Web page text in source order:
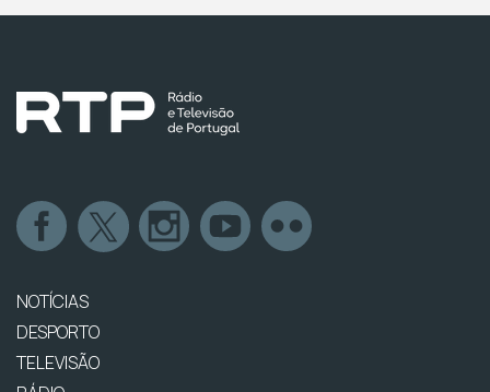
NOTÍCIAS
DESPORTO
TELEVISÃO